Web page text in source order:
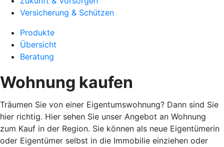
Versicherung & Schützen
Produkte
Übersicht
Beratung
Wohnung kaufen
Träumen Sie von einer Eigentumswohnung? Dann sind Sie
hier richtig. Hier sehen Sie unser Angebot an Wohnung
zum Kauf in der Region. Sie können als neue Eigentümerin
oder Eigentümer selbst in die Immobilie einziehen oder